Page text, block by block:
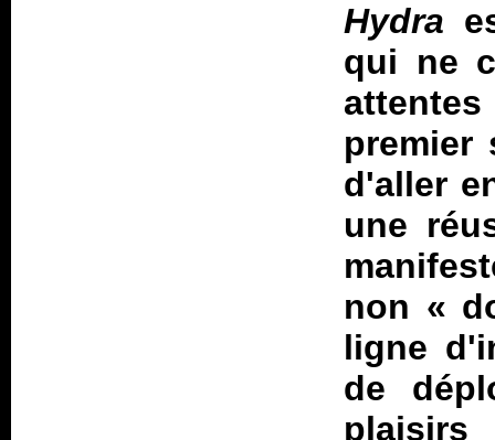
Hydra
qui ne
premier
d'aller
une
non «
ligne
de